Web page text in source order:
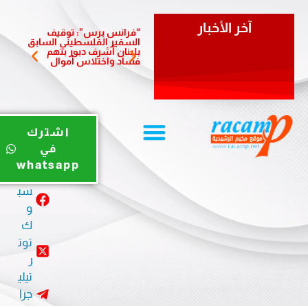
آخر الأخبار
“فرانس برس”: توقيف
السفير الفلسطيني السابق
بلبنان أشرف دبور بتهم
فساد واختلاس أموال
تزور
وتؤكد
يو
ب
سب
و
توت
ر
تيلي
جرا
اشترك
في
whatsapp